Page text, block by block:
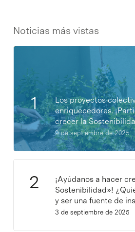
Noticias más vistas
Los proyectos
enriquecedores.
crecer la
9 de septiembre de 2025
¡Ayúdanos a hacer
Sostenibilidad»!
y ser una fuente de
3 de septiembre de 2025